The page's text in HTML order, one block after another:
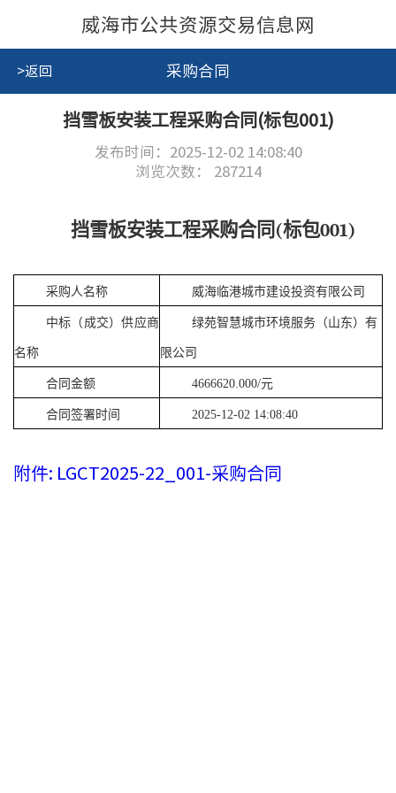
威海市公共资源交易信息网
采购合同
>返回
挡雪板安装工程采购合同(标包001)
发布时间：2025-12-02 14:08:40
浏览次数： 287214
挡雪板安装工程采购合同(标包001)
采购人名称 威海临港城市建设投资有限公司
中标（成交）供应商
名称
绿苑智慧城市环境服务（山东）有
限公司
合同金额 4666620.000/元
合同签署时间 2025-12-02 14:08:40
附件: LGCT2025-22_001-采购合同